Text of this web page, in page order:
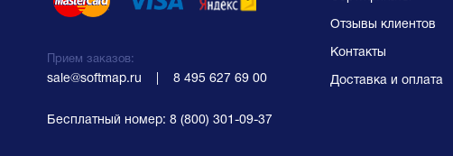
Прием заказов:
sale@softmap.ru 8 495 627 69 00
Бесплатный номер: 8 (800) 301-09-37
Отзывы клиентов
Контакты
Доставка и оплата